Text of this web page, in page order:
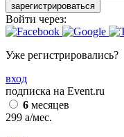
зарегистрироваться
Войти через:
Уже регистрировались?
вход
подписка на Event.ru
6 месяцев
299 a/мес.